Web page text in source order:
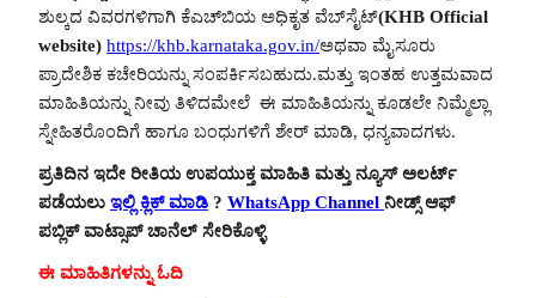
ಶುಲ್ಕದ ವಿವರಗಳಿಗಾಗಿ ಕೆಎಚ್‌ಬಿಯ ಅಧಿಕೃತ ವೆಬ್‌ಸೈಟ್(KHB Official
website) https://khb.karnataka.gov.in/ಅಥವಾ ಮೈಸೂರು
ಪ್ರಾದೇಶಿಕ ಕಚೇರಿಯನ್ನು ಸಂಪರ್ಕಿಸಬಹುದು.ಮತ್ತು ಇಂತಹ ಉತ್ತಮವಾದ
ಮಾಹಿತಿಯನ್ನು ನೀವು ತಿಳಿದಮೇಲೆ ಈ ಮಾಹಿತಿಯನ್ನು ಕೂಡಲೇ ನಿಮ್ಮೆಲ್ಲಾ
ಸ್ನೇಹಿತರೊಂದಿಗೆ ಹಾಗೂ ಬಂಧುಗಳಿಗೆ ಶೇರ್ ಮಾಡಿ, ಧನ್ಯವಾದಗಳು.
ಪ್ರತಿದಿನ ಇದೇ ರೀತಿಯ ಉಪಯುಕ್ತ ಮಾಹಿತಿ ಮತ್ತು ನ್ಯೂಸ್ ಅಲರ್ಟ್
ಪಡೆಯಲು ಇಲ್ಲಿ ಕ್ಲಿಕ್ ಮಾಡಿ ? WhatsApp Channel ನೀಡ್ಸ್ ಆಫ್
ಪಬ್ಲಿಕ್ ವಾಟ್ಸಾಪ್ ಚಾನೆಲ್ ಸೇರಿಕೊಳ್ಳಿ
ಈ ಮಾಹಿತಿಗಳನ್ನು ಓದಿ